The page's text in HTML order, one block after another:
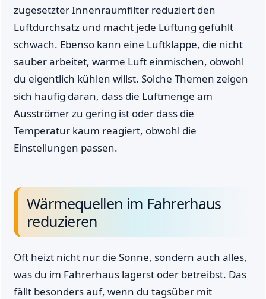
zugesetzter Innenraumfilter reduziert den
Luftdurchsatz und macht jede Lüftung gefühlt
schwach. Ebenso kann eine Luftklappe, die nicht
sauber arbeitet, warme Luft einmischen, obwohl
du eigentlich kühlen willst. Solche Themen zeigen
sich häufig daran, dass die Luftmenge am
Ausströmer zu gering ist oder dass die
Temperatur kaum reagiert, obwohl die
Einstellungen passen.
Wärmequellen im Fahrerhaus
reduzieren
Oft heizt nicht nur die Sonne, sondern auch alles,
was du im Fahrerhaus lagerst oder betreibst. Das
fällt besonders auf, wenn du tagsüber mit